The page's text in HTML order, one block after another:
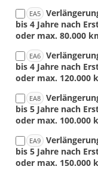
EA5
bis 4 Jahre nach
oder max. 80.000
EA6
bis 4 Jahre nach
oder max. 120.000
EA8
bis 5 Jahre nach
oder max. 100.000
EA9
bis 5 Jahre nach
oder max. 150.000